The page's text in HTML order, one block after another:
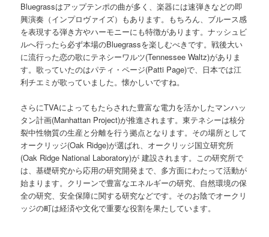
Bluegrassはアップテンポの曲が多く、楽器には速弾きなどの即
興演奏（インプロヴァイズ）もあります。もちろん、ブルース感
を表現する弾き方やハーモニーにも特徴があります。ナッシュビ
ルへ行ったら必ず本場のBluegrassを楽しむべきです。戦後大い
に流行った恋の歌にテネシーワルツ(Tennessee Waltz)がありま
す。歌っていたのはパティ・ページ(Patti Page)で、日本では江
利チエミが歌っていました。懐かしいですね。
さらにTVAによってもたらされた豊富な電力を活かしたマンハッ
タン計画(Manhattan Project)が推進されます。東テネシーは核分
裂中性物質の生産と分離を行う拠点となります。その場所として
オークリッジ(Oak Ridge)が選ばれ、オークリッジ国立研究所
(Oak Ridge National Laboratory)が 建設されます。この研究所で
は、基礎研究から応用の研究開発まで、多方面にわたって活動が
始まります。クリーンで豊富なエネルギーの研究、自然環境の保
全の研究、安全保障に関する研究などです。そのお陰でオークリ
ッジの町は経済や文化で重要な役割を果たしています。